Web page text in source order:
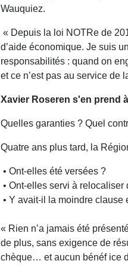
Wauquiez.
« Depuis la loi NOTRe de
d’aide économique. Je suis
responsabilités : quand on
et ce n’est pas au service de
Xavier Roseren s'en prend
Quelles garanties ? Quel
Quatre ans plus tard, la
• Ont-elles été versées ?
• Ont-elles servi à relocaliser
• Y avait-il la moindre clause
« Rien n’a jamais été
de plus, sans exigence de
chèque… et aucun bénéf ice